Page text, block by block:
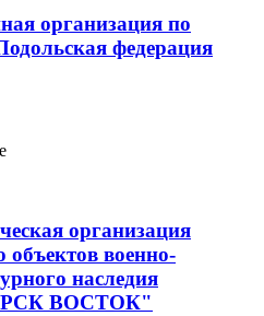
организация по
федерация
организация
объектов военно-
наследия
ВОСТОК"